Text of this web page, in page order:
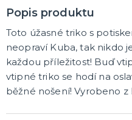
Afro paruky
Dámské karnevalové paruky
KLOBOUKY, PŘILBY A
Helmy, přilby
Popis produktu
Toto úžasné triko s
neopraví Kuba, tak nikdo
každou příležitost! Buď
vtipné triko se hodí na
běžné nošení! Vyrobeno z